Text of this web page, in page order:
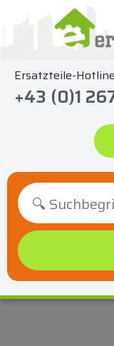
springen
Ersatzteile-
+43 (0)1